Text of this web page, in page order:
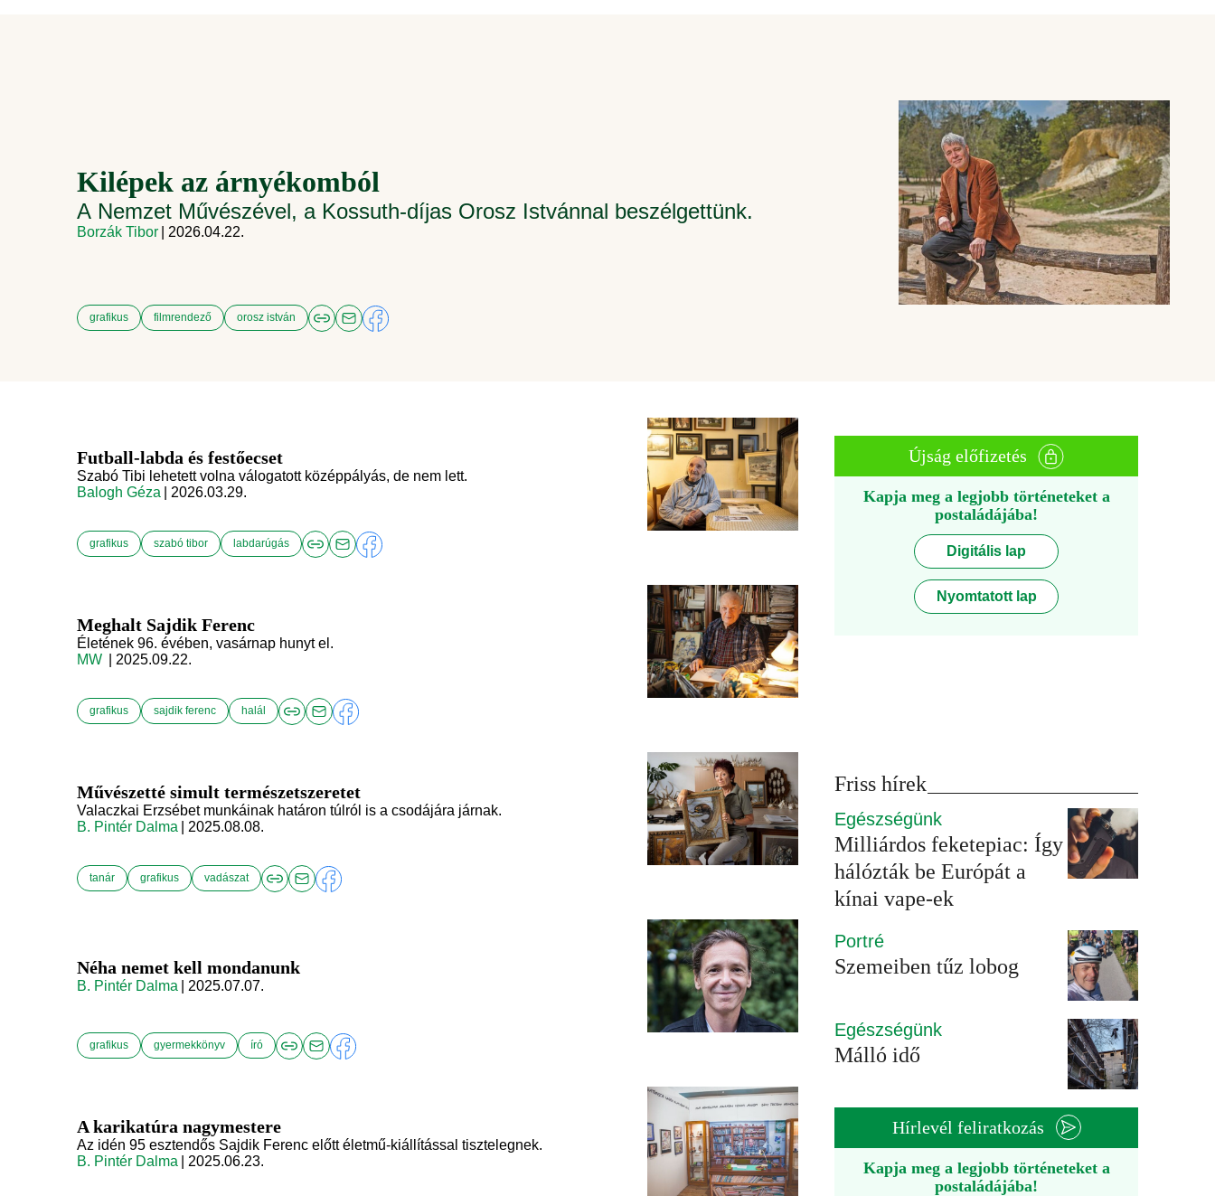
Kilépek az árnyékomból
A Nemzet Művészével, a Kossuth-díjas Orosz Istvánnal beszélgettünk.
Borzák Tibor | 2026.04.22.
grafikus filmrendező orosz istván
Futball-labda és festőecset
Szabó Tibi lehetett volna válogatott középpályás, de nem lett.
Balogh Géza
| 2026.03.29.
grafikus szabó tibor labdarúgás
Meghalt Sajdik Ferenc
Életének 96. évében, vasárnap hunyt el.
MW
| 2025.09.22.
grafikus sajdik ferenc halál
Művészetté simult természetszeretet
Valaczkai Erzsébet munkáinak határon túlról is a csodájára járnak.
B. Pintér Dalma
| 2025.08.08.
tanár grafikus vadászat
Néha nemet kell mondanunk
B. Pintér Dalma | 2025.07.07.
grafikus gyermekkönyv író
A karikatúra nagymestere
Az idén 95 esztendős Sajdik Ferenc előtt életmű-kiállítással tisztelegnek.
B. Pintér Dalma
| 2025.06.23.
Újság előfizetés
Kapja meg a legjobb történeteket a
postaládájába!
Digitális lap
Nyomtatott lap
Friss hírek
Egészségünk
Milliárdos feketepiac: Így
hálózták be Európát a
kínai vape-ek
Portré
Szemeiben tűz lobog
Egészségünk
Málló idő
Hírlevél feliratkozás
Kapja meg a legjobb történeteket a
postaládájába!